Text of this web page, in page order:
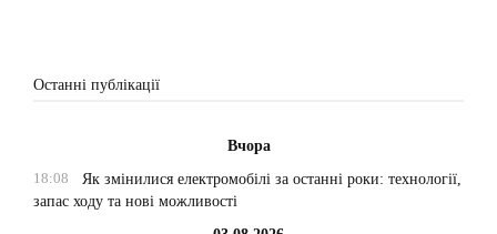
Останні публікації
Вчора
18:08
Як змінилися електромобілі за останні роки: технології,
запас ходу та нові можливості